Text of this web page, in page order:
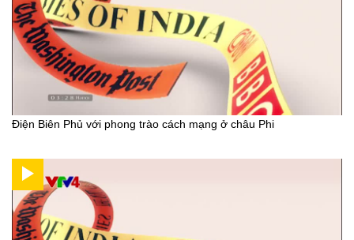
Điện Biên Phủ với phong trào cách mạng ở châu Phi